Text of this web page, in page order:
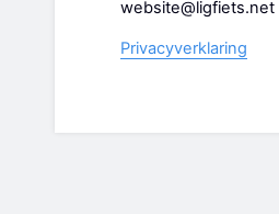
website@ligfiets.net
Privacyverklaring